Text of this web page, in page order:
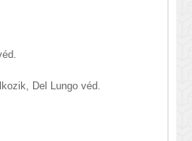
Del Lungo véd.